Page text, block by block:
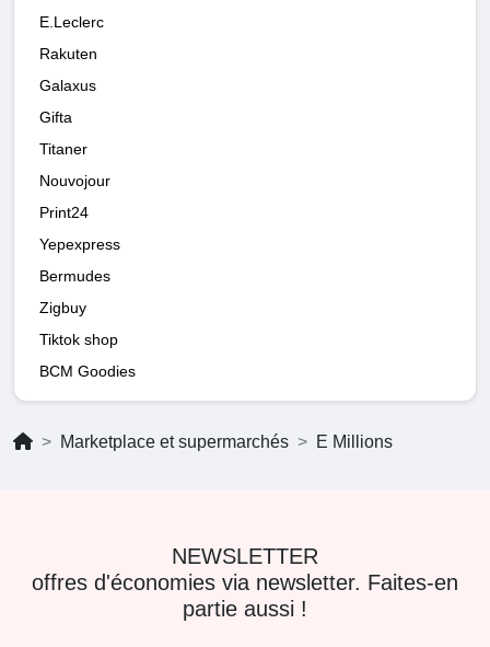
E.Leclerc
Rakuten
Galaxus
Gifta
Titaner
Nouvojour
Print24
Yepexpress
Bermudes
Zigbuy
Tiktok shop
BCM Goodies
Marketplace et supermarchés E Millions
NEWSLETTER
offres d'économies via newsletter. Faites-en
partie aussi !